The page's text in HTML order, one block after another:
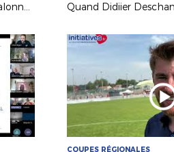
Festival Foot U13 Pitch : le FC Chalonnes Chaudefonds club support à l'organisation
COUPES RÉGIONALES